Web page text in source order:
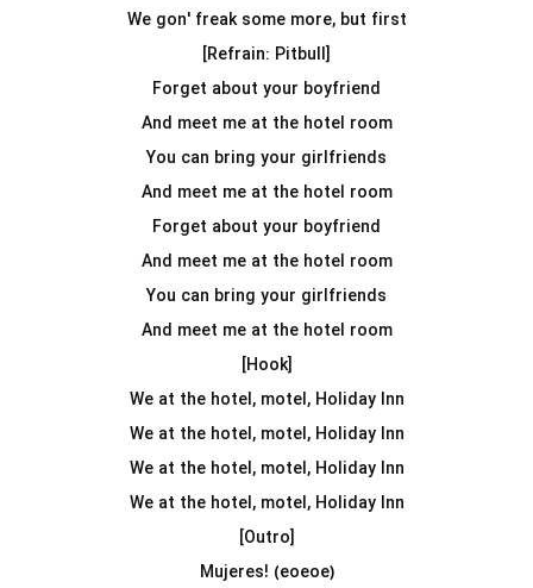
We gon' freak some more, but first
[Refrain: Pitbull]
Forget about your boyfriend
And meet me at the hotel room
You can bring your girlfriends
And meet me at the hotel room
Forget about your boyfriend
And meet me at the hotel room
You can bring your girlfriends
And meet me at the hotel room
[Hook]
We at the hotel, motel, Holiday Inn
We at the hotel, motel, Holiday Inn
We at the hotel, motel, Holiday Inn
We at the hotel, motel, Holiday Inn
[Outro]
Mujeres! (eoeoe)